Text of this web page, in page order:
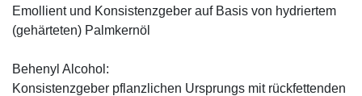
Emollient und Konsistenzgeber auf Basis von hydriertem
(gehärteten) Palmkernöl
Behenyl Alcohol:
Konsistenzgeber pflanzlichen Ursprungs mit rückfettenden